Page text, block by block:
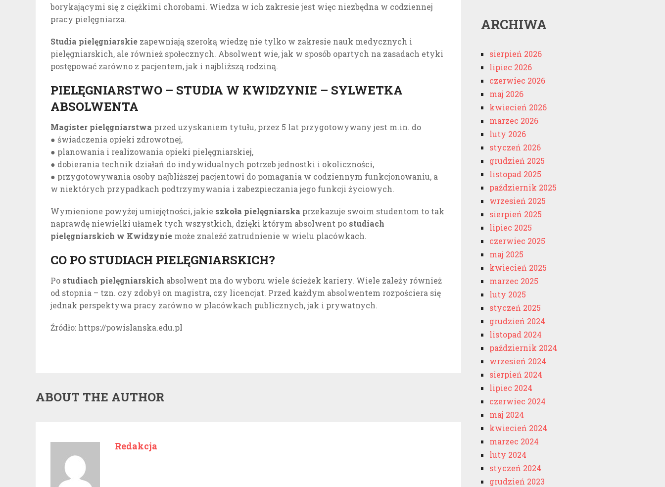
borykającymi się z ciężkimi chorobami. Wiedza w ich zakresie jest więc niezbędna w codziennej
pracy pielęgniarza.
Studia pielęgniarskie zapewniają szeroką wiedzę nie tylko w zakresie nauk medycznych i
pielęgniarskich, ale również społecznych. Absolwent wie, jak w sposób opartych na zasadach etyki
postępować zarówno z pacjentem, jak i najbliższą rodziną.
PIELĘGNIARSTWO – STUDIA W KWIDZYNIE – SYLWETKA
ABSOLWENTA
Magister pielęgniarstwa przed uzyskaniem tytułu, przez 5 lat przygotowywany jest m.in. do
● świadczenia opieki zdrowotnej,
● planowania i realizowania opieki pielęgniarskiej,
● dobierania technik działań do indywidualnych potrzeb jednostki i okoliczności,
● przygotowywania osoby najbliższej pacjentowi do pomagania w codziennym funkcjonowaniu, a
w niektórych przypadkach podtrzymywania i zabezpieczania jego funkcji życiowych.
Wymienione powyżej umiejętności, jakie szkoła pielęgniarska przekazuje swoim studentom to tak
naprawdę niewielki ułamek tych wszystkich, dzięki którym absolwent po studiach
pielęgniarskich w Kwidzynie może znaleźć zatrudnienie w wielu placówkach.
CO PO STUDIACH PIELĘGNIARSKICH?
Po studiach pielęgniarskich absolwent ma do wyboru wiele ścieżek kariery. Wiele zależy również
od stopnia – tzn. czy zdobył on magistra, czy licencjat. Przed każdym absolwentem rozpościera się
jednak perspektywa pracy zarówno w placówkach publicznych, jak i prywatnych.
Źródło: https://powislanska.edu.pl
ABOUT THE AUTHOR
Redakcja
ARCHIWA
sierpień 2026
lipiec 2026
czerwiec 2026
maj 2026
kwiecień 2026
marzec 2026
luty 2026
styczeń 2026
grudzień 2025
listopad 2025
październik 2025
wrzesień 2025
sierpień 2025
lipiec 2025
czerwiec 2025
maj 2025
kwiecień 2025
marzec 2025
luty 2025
styczeń 2025
grudzień 2024
listopad 2024
październik 2024
wrzesień 2024
sierpień 2024
lipiec 2024
czerwiec 2024
maj 2024
kwiecień 2024
marzec 2024
luty 2024
styczeń 2024
grudzień 2023